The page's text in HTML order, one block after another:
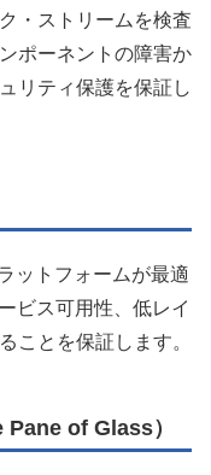
・ストリームを検査
ポーネントの障害か
リティ保護を保証し
ットフォームが最適
ビス可用性、低レイ
ことを保証します。
of Glass）